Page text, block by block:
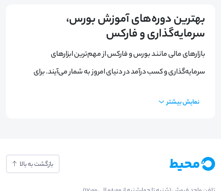
بهترین دوره‌های آموزش بورس،
سرمایه‌گذاری و فارکس
بازارهای مالی مانند بورس و فارکس از مهم‌ترین ابزارهای
سرمایه‌گذاری و کسب درآمد در دنیای امروز به شمار می‌آیند. برای
ضروری است. به همین دلیل، شرکت در دوره‌های آموزش بورس و دوره‌
می‌پردازیم. با ما همراه باشید.
دوره‌های آموزش بورس
نمایش بیشتر
بازگشت به بالا